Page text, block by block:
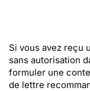
Si vous avez reçu
sans autorisation
formuler une
de lettre